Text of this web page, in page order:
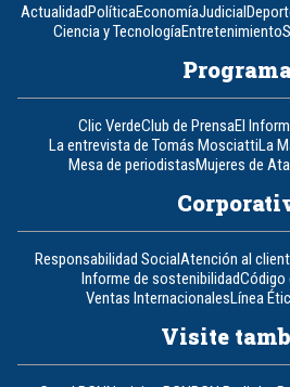
ActualidadPolíticaEconomíaJudicial
Ciencia y TecnologíaEntretenimiento
Clic VerdeClub de PrensaEl
La entrevista de Tomás MosciattiLa
Mesa de periodistasMujeres de
Responsabilidad SocialAtención al
Informe de sostenibilidadCódigo
Ventas InternacionalesLínea
Visite